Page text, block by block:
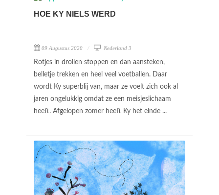
HOE KY NIELS WERD
09 Augustus 2020 Nederland 3
Rotjes in drollen stoppen en dan aansteken,
belletje trekken en heel veel voetballen. Daar
wordt Ky superblij van, maar ze voelt zich ook al
jaren ongelukkig omdat ze een meisjeslichaam
heeft. Afgelopen zomer heeft Ky het einde ...